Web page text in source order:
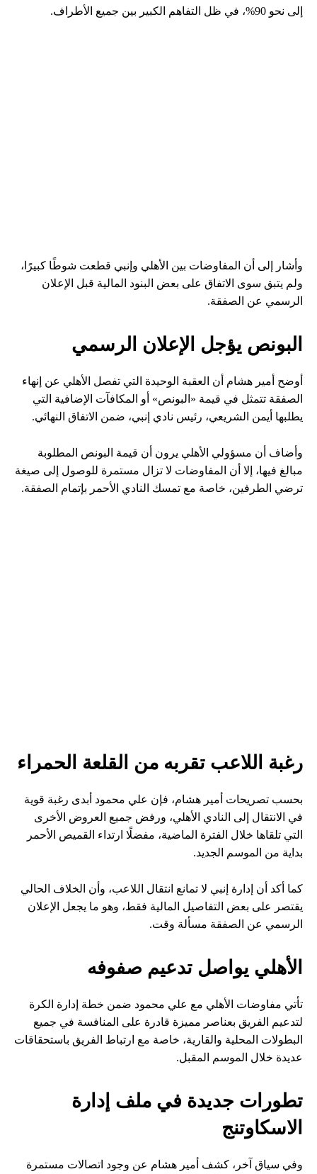
إلى نحو 90%، في ظل التفاهم الكبير بين جميع الأطراف.
وأشار إلى أن المفاوضات بين الأهلي وإنبي قطعت شوطًا كبيرًا،
ولم يتبق سوى الاتفاق على بعض البنود المالية قبل الإعلان
الرسمي عن الصفقة.
البونص يؤجل الإعلان الرسمي
أوضح أمير هشام أن العقبة الوحيدة التي تفصل الأهلي عن إنهاء
الصفقة تتمثل في قيمة «البونص» أو المكافآت الإضافية التي
يطلبها أيمن الشريعي، رئيس نادي إنبي، ضمن الاتفاق النهائي.
وأضاف أن مسؤولي الأهلي يرون أن قيمة البونص المطلوبة
مبالغ فيها، إلا أن المفاوضات لا تزال مستمرة للوصول إلى صيغة
ترضي الطرفين، خاصة مع تمسك النادي الأحمر بإتمام الصفقة.
رغبة اللاعب تقربه من القلعة الحمراء
بحسب تصريحات أمير هشام، فإن علي محمود أبدى رغبة قوية
في الانتقال إلى النادي الأهلي، ورفض جميع العروض الأخرى
التي تلقاها خلال الفترة الماضية، مفضلًا ارتداء القميص الأحمر
بداية من الموسم الجديد.
كما أكد أن إدارة إنبي لا تمانع انتقال اللاعب، وأن الخلاف الحالي
يقتصر على بعض التفاصيل المالية فقط، وهو ما يجعل الإعلان
الرسمي عن الصفقة مسألة وقت.
الأهلي يواصل تدعيم صفوفه
تأتي مفاوضات الأهلي مع علي محمود ضمن خطة إدارة الكرة
لتدعيم الفريق بعناصر مميزة قادرة على المنافسة في جميع
البطولات المحلية والقارية، خاصة مع ارتباط الفريق باستحقاقات
عديدة خلال الموسم المقبل.
تطورات جديدة في ملف إدارة
الاسكاوتنج
وفي سياق آخر، كشف أمير هشام عن وجود اتصالات مستمرة